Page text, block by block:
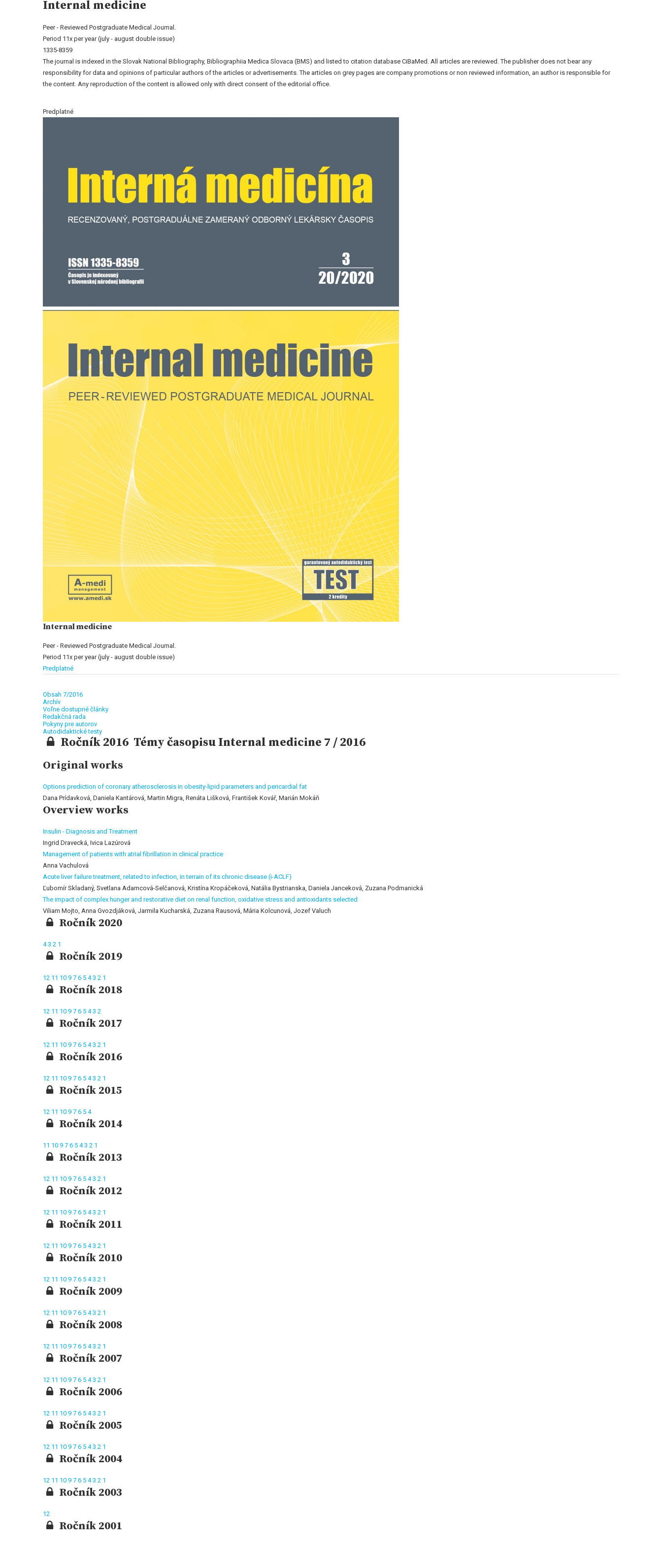
Internal medicine
Peer - Reviewed Postgraduate Medical Journal.
Period 11x per year (july - august double issue)
1335-8359
The journal is indexed in the Slovak National Bibliography, Bibliographiia Medica Slovaca (BMS) and listed to citation database CiBaMed. All articles are reviewed. The publisher does not bear any
responsibility for data and opinions of particular authors of the articles or advertisements. The articles on grey pages are company promotions or non reviewed information, an author is responsible for
the content. Any reproduction of the content is allowed only with direct consent of the editorial office.
Predplatné
Internal medicine
Peer - Reviewed Postgraduate Medical Journal.
Period 11x per year (july - august double issue)
Predplatné
Obsah 7/2016
Archív
Voľne dostupné články
Redakčná rada
Pokyny pre autorov
Autodidaktické testy
Ročník 2016 Témy časopisu Internal medicine 7 / 2016
Original works
Options prediction of coronary atherosclerosis in obesity-lipid parameters and pericardial fat
Dana Prídavková, Daniela Kantárová, Martin Migra, Renáta Lišková, František Kovář, Marián Mokáň
Overview works
Insulin - Diagnosis and Treatment
Ingrid Dravecká, Ivica Lazúrová
Management of patients with atrial fibrillation in clinical practice
Anna Vachulová
Acute liver failure treatment, related to infection, in terrain of its chronic disease (i-ACLF)
Ľubomír Skladaný, Svetlana Adamcová-Selčanová, Kristína Kropáčeková, Natália Bystrianska, Daniela Janceková, Zuzana Podmanická
The impact of complex hunger and restorative diet on renal function, oxidative stress and antioxidants selected
Viliam Mojto, Anna Gvozdjáková, Jarmila Kucharská, Zuzana Rausová, Mária Kolcunová, Jozef Valuch
Ročník 2020
43 2 1
Ročník 2019
12 11 10 9 7 6 5 43 2 1
Ročník 2018
12 11 10 9 7 6 5 43 2
Ročník 2017
12 11 10 9 7 6 5 43 2 1
Ročník 2016
12 11 10 9 7 6 5 43 2 1
Ročník 2015
12 11 10 9 7 6 5 4
Ročník 2014
11 10 9 7 6 5 43 2 1
Ročník 2013
12 11 10 9 7 6 5 43 2 1
Ročník 2012
12 11 10 9 7 6 5 43 2 1
Ročník 2011
12 11 10 9 7 6 5 43 2 1
Ročník 2010
12 11 10 9 7 6 5 43 2 1
Ročník 2009
12 11 10 9 7 6 5 43 2 1
Ročník 2008
12 11 10 9 7 6 5 43 2 1
Ročník 2007
12 11 10 9 7 6 5 43 2 1
Ročník 2006
12 11 10 9 7 6 5 43 2 1
Ročník 2005
12 11 10 9 7 6 5 43 2 1
Ročník 2004
12 11 10 9 7 6 5 43 2 1
Ročník 2003
12
Ročník 2001